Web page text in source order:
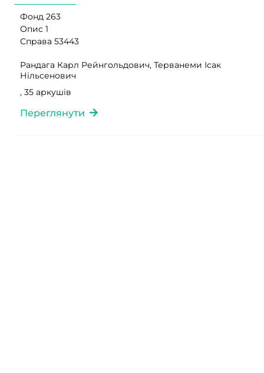
Фонд 263
Опис 1
Справа 53443
Рандага Карл Рейнгольдович, Терванеми Ісак
Нільсенович
, 35 аркушів
Переглянути